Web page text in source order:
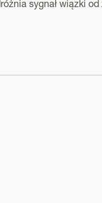
sygnał wiązki